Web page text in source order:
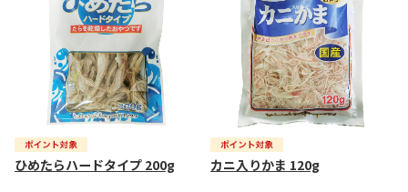
ひめたらハードタイプ 200g カニ入りかま 120g